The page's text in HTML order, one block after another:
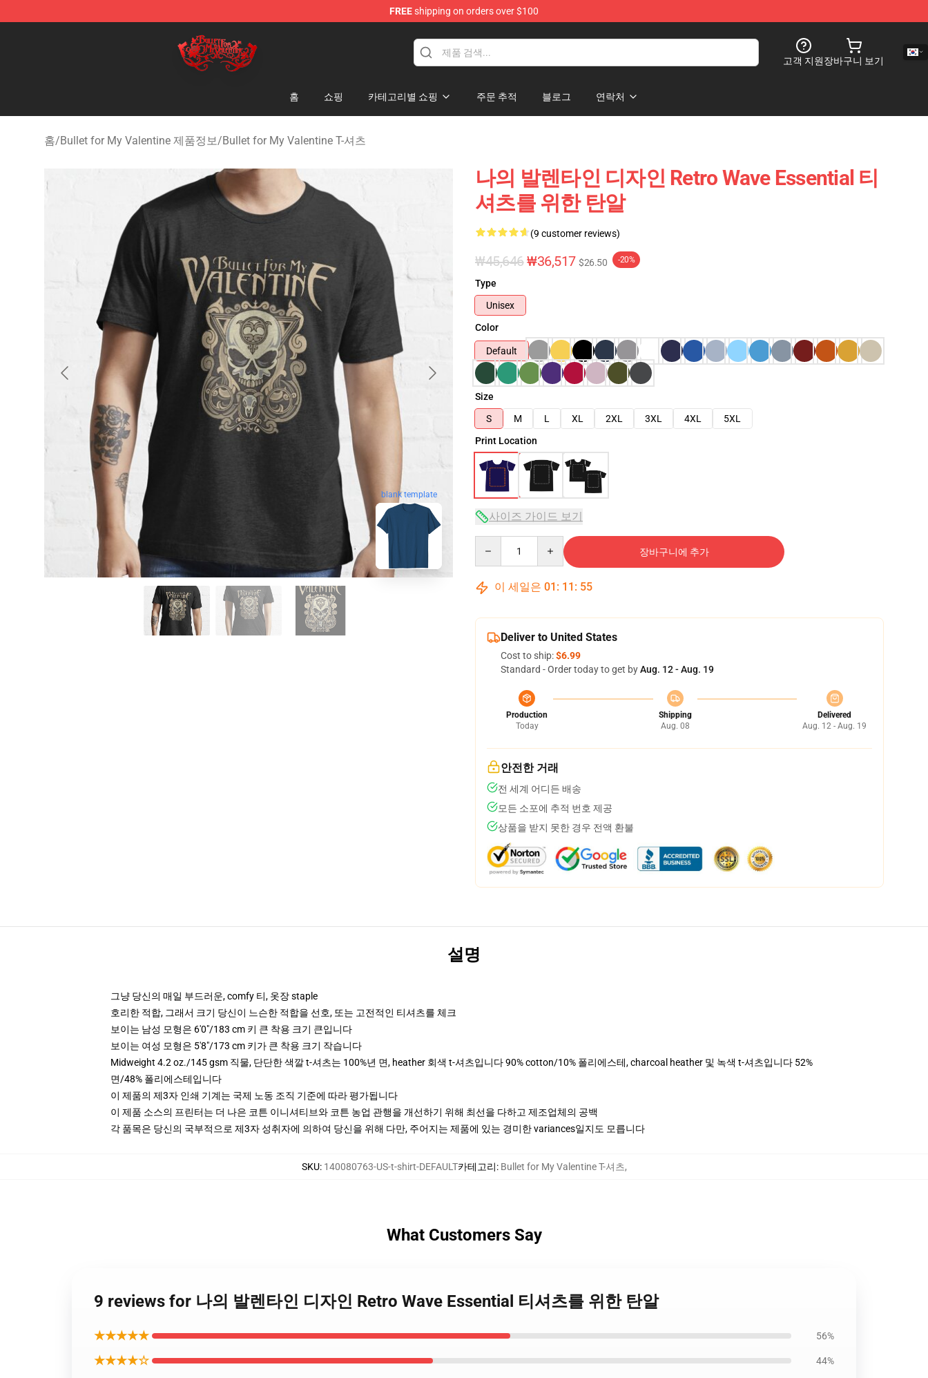
FREEshipping on orders over $100
Bullet for My Valentine Store - Official Bullet for My Valentine Merchandise Shop
고객 지원장바구니 보기
홈 쇼핑 카테고리별 쇼핑 주문 추적 블로그 연락처
홈/Bullet for My Valentine 제품정보/Bullet for My Valentine T-셔츠
blank template
나의 발렌타인 디자인 Retro Wave Essential 티
셔츠를 위한 탄알
(9 customer reviews)
₩45,646₩36,517 $26.50 -20%
Type
Unisex
Color
Default
Size
S
M L XL 2XL 3XL 4XL
5XL
Print Location
사이즈 가이드 보기
장바구니에 추가
이 세일은 01 : 11 : 54
Deliver to United States
Cost to ship:$6.99
Standard - Order today to get byAug. 12 - Aug. 19
Production
Today
Shipping
Aug. 08
Delivered
Aug. 12 - Aug. 19
안전한 거래
전 세계 어디든 배송
모든 소포에 추적 번호 제공
상품을 받지 못한 경우 전액 환불
설명
그냥 당신의 매일 부드러운, comfy 티, 옷장 staple
호리한 적합, 그래서 크기 당신이 느슨한 적합을 선호, 또는 고전적인 티셔츠를 체크
보이는 남성 모형은 6'0"/183 cm 키 큰 착용 크기 큰입니다
보이는 여성 모형은 5'8"/173 cm 키가 큰 착용 크기 작습니다
Midweight 4.2 oz./145 gsm 직물, 단단한 색깔 t-셔츠는 100%년 면, heather 회색 t-셔츠입니다 90% cotton/10% 폴리에스테, charcoal heather 및 녹색 t-셔츠입니다 52%
면/48% 폴리에스테입니다
이 제품의 제3자 인쇄 기계는 국제 노동 조직 기준에 따라 평가됩니다
이 제품 소스의 프린터는 더 나은 코튼 이니셔티브와 코튼 농업 관행을 개선하기 위해 최선을 다하고 제조업체의 공백
각 품목은 당신의 국부적으로 제3자 성취자에 의하여 당신을 위해 다만, 주어지는 제품에 있는 경미한 variances일지도 모릅니다
SKU: 140080763-US-t-shirt-DEFAULT카테고리: Bullet for My Valentine T-셔츠,
What Customers Say
9 reviews for 나의 발렌타인 디자인 Retro Wave Essential 티셔츠를 위한 탄알
★★★★★ 56%
★★★★☆ 44%